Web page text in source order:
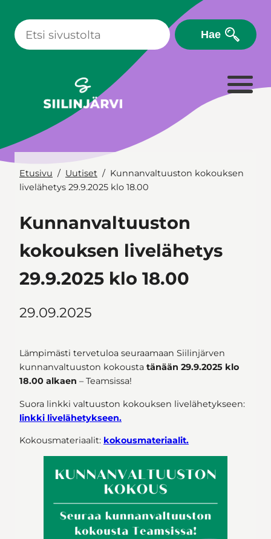
sisältöön
Hae
Etusivu Uutiset
Kunnanvaltuuston kokouksen
livelähetys 29.9.2025 klo 18.00
Kunnanvaltuuston
kokouksen livelähetys
29.9.2025 klo 18.00
29.09.2025
Lämpimästi tervetuloa seuraamaan Siilinjärven
kunnanvaltuuston kokousta tänään 29.9.2025 klo
18.00 alkaen – Teamsissa!
Suora linkki valtuuston kokouksen livelähetykseen:
linkki livelähetykseen.
Kokousmateriaalit: kokousmateriaalit.